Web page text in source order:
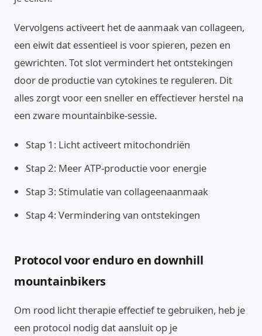
Vervolgens activeert het de aanmaak van collageen,
een eiwit dat essentieel is voor spieren, pezen en
gewrichten. Tot slot vermindert het ontstekingen
door de productie van cytokines te reguleren. Dit
alles zorgt voor een sneller en effectiever herstel na
een zware mountainbike-sessie.
Stap 1: Licht activeert mitochondriën
Stap 2: Meer ATP-productie voor energie
Stap 3: Stimulatie van collageenaanmaak
Stap 4: Vermindering van ontstekingen
Protocol voor enduro en downhill
mountainbikers
Om rood licht therapie effectief te gebruiken, heb je
een protocol nodig dat aansluit op je